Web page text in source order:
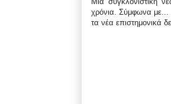
χρόνια. Σύμφωνα με...
τα νέα επιστημονικά